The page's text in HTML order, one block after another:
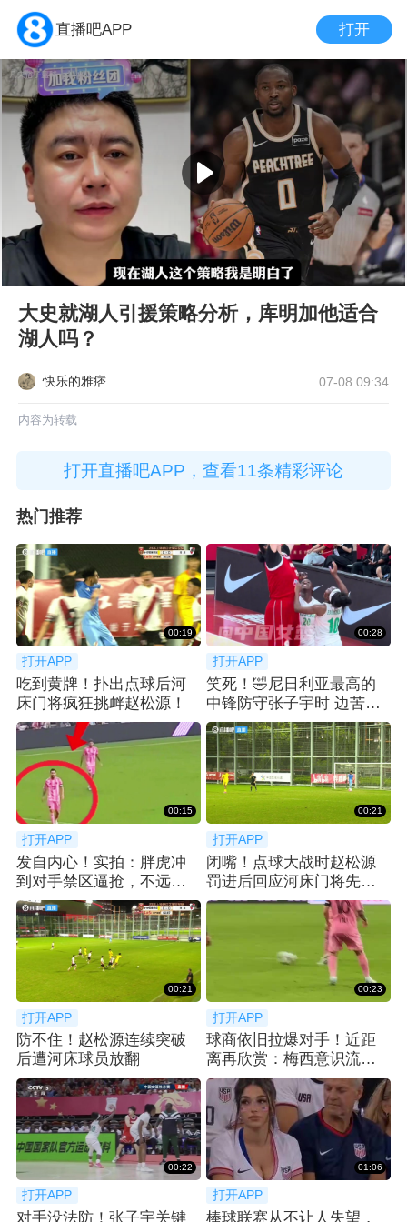
直播吧APP 打开
大史就湖人引援策略分析，库明加他适合
湖人吗？
快乐的雅痞 07-08 09:34
内容为转载
打开直播吧APP，查看11条精彩评论
热门推荐
00:19
打开APP
吃到黄牌！扑出点球后河
床门将疯狂挑衅赵松源！
00:28
打开APP
笑死！🤣尼日利亚最高的
中锋防守张子宇时 边苦笑
边弃防
00:15
打开APP
发自内心！实拍：胖虎冲
到对手禁区逼抢，不远处
梅西微笑送上掌声
00:21
打开APP
闭嘴！点球大战时赵松源
罚进后回应河床门将先前
的挑衅
00:21
打开APP
防不住！赵松源连续突破
后遭河床球员放翻
00:23
打开APP
球商依旧拉爆对手！近距
离再欣赏：梅西意识流跑
位不停球垫射破门
00:22
打开APP
对手没法防！张子宇关键
01:06
打开APP
棒球联赛从不让人失望，